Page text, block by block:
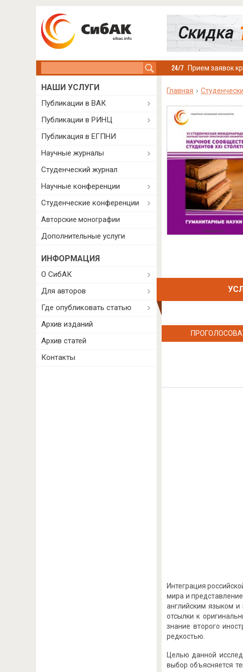
Прием заявок
Главная
Интеграция
мира и
английским языком и
отсылки к
знание второго
редкостью.
Целью данной
выбор объясняется
НАШИ УСЛУГИ
Публикации в ВАК
Публикации в РИНЦ
Публикация в ЕГПНИ
Научные журналы
Студенческий журнал
Научные конференции
Студенческие конференции
Авторские монографии
Дополнительные услуги
ИНФОРМАЦИЯ
О СибАК
Для авторов
Где опубликовать статью
Архив изданий
Архив статей
Контакты